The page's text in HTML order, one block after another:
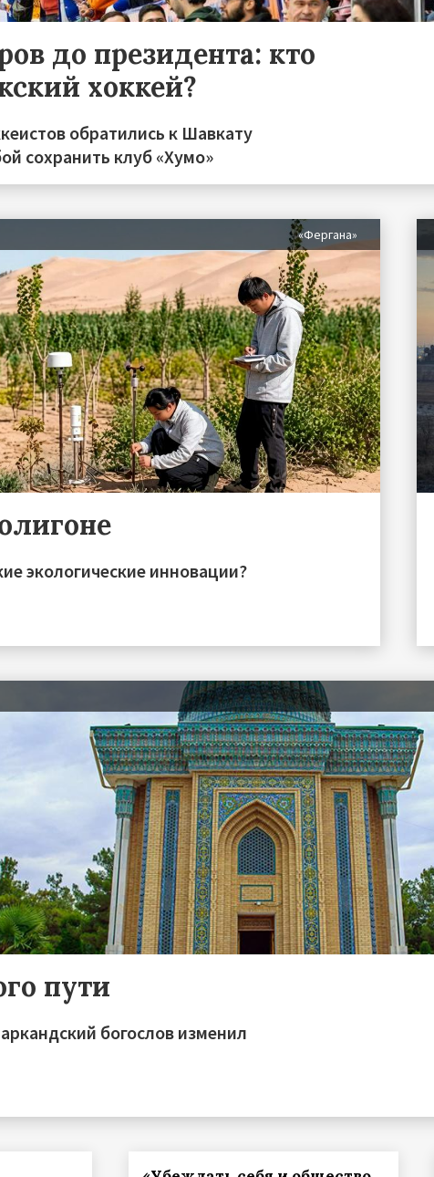
до президента: кто
хоккей?
обратились к Шавкату
сохранить клуб «Хумо»
«Фергана»
экологические инновации?
пути
богослов изменил